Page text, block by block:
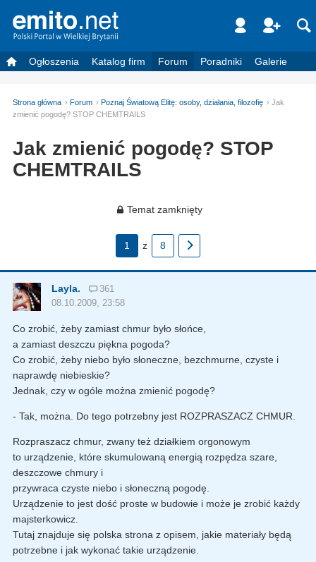
Ogłoszenia Katalog firm Forum Poradniki Galerie
Strona główna Forum Poznaj Światową Elitę: osoby, działania, filozofię
Jak
zmienić pogodę? STOP CHEMTRAILS
Jak zmienić pogodę? STOP
CHEMTRAILS
Temat zamknięty
1 z 8
Layla.
361
08.10.2009, 23:58
Co zrobić, żeby zamiast chmur było słońce,
a zamiast deszczu piękna pogoda?
Co zrobić, żeby niebo było słoneczne, bezchmurne, czyste i
naprawdę niebieskie?
Jednak, czy w ogóle można zmienić pogodę?
- Tak, można. Do tego potrzebny jest ROZPRASZACZ CHMUR.
Rozpraszacz chmur, zwany też działkiem orgonowym
to urządzenie, które skumulowaną energią rozpędza szare,
deszczowe chmury i
przywraca czyste niebo i słoneczną pogodę.
Urządzenie to jest dość proste w budowie i może je zrobić każdy
majsterkowicz.
Tutaj znajduje się polska strona z opisem, jakie materiały będą
potrzebne i jak wykonać takie urządzenie.